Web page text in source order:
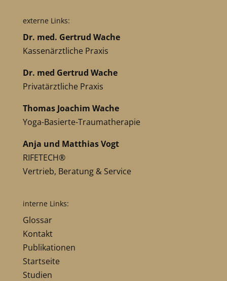
externe Links:
Dr. med. Gertrud Wache
Kassenärztliche Praxis
Dr. med Gertrud Wache
Privatärztliche Praxis
Thomas Joachim Wache
Yoga-Basierte-Traumatherapie
Anja und Matthias Vogt
RIFETECH®
Vertrieb, Beratung & Service
interne Links:
Glossar
Kontakt
Publikationen
Startseite
Studien